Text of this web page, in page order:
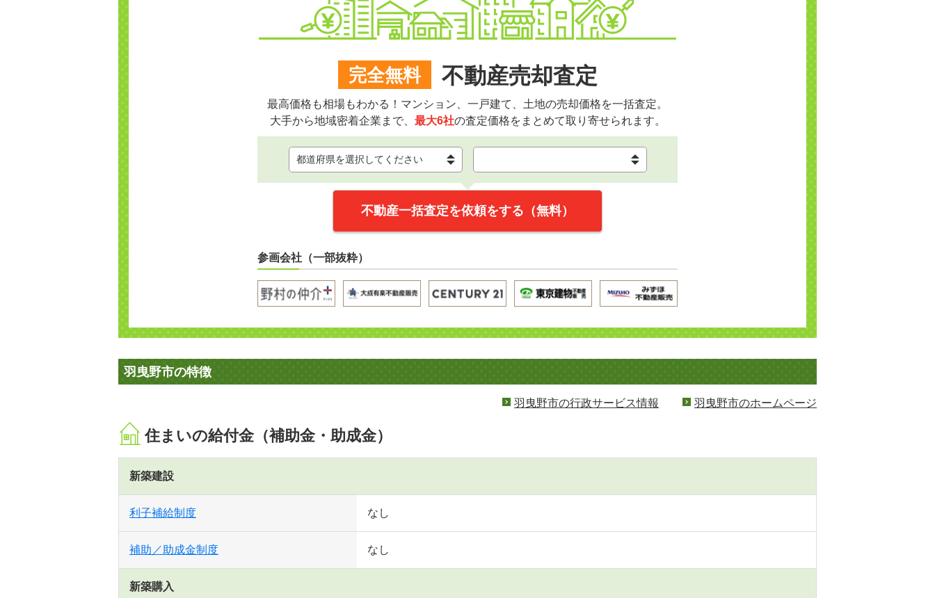
完全無料 不動産売却査定
最高価格も相場もわかる！マンション、一戸建て、土地の売却価格を一括査定。
大手から地域密着企業まで、 最大6社の査定価格をまとめて取り寄せられます。
不動産一括査定を依頼をする（無料）
参画会社（一部抜粋）
羽曳野市の特徴
羽曳野市の行政サービス情報 羽曳野市のホームページ
住まいの給付金（補助金・助成金）
新築建設
利子補給制度 なし
補助／助成金制度 なし
新築購入